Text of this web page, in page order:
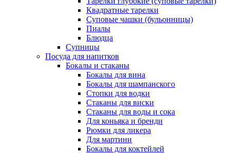
Квадратные тарелки
Суповые чашки (бульонницы)
Пиалы
Блюдца
Супницы
Посуда для напитков
Бокалы и стаканы
Бокалы для вина
Бокалы для шампанского
Стопки для водки
Стаканы для виски
Стаканы для воды и сока
Для коньяка и бренди
Рюмки для ликера
Для мартини
Бокалы для коктейлей